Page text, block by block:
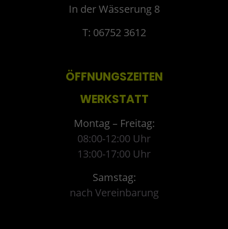
In der Wässerung 8
T: 06752 3612
ÖFFNUNGSZEITEN
WERKSTATT
Montag – Freitag:
08:00-12:00 Uhr
13:00-17:00 Uhr
Samstag:
nach Vereinbarung